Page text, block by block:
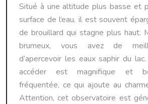
Situé à une altitude plus basse et
surface de l’eau, il est souvent
de brouillard qui stagne plus haut.
brumeux, vous avez de
d’apercevoir les eaux saphir du
accéder est magnifique et
fréquentée, ce qui ajoute au
Attention, cet observatoire est